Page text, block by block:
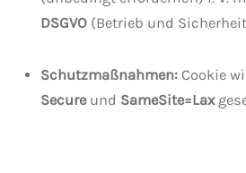
DSGVO (Betrieb und
Schutzmaßnahmen: Cookie
Secureund SameSite=Lax